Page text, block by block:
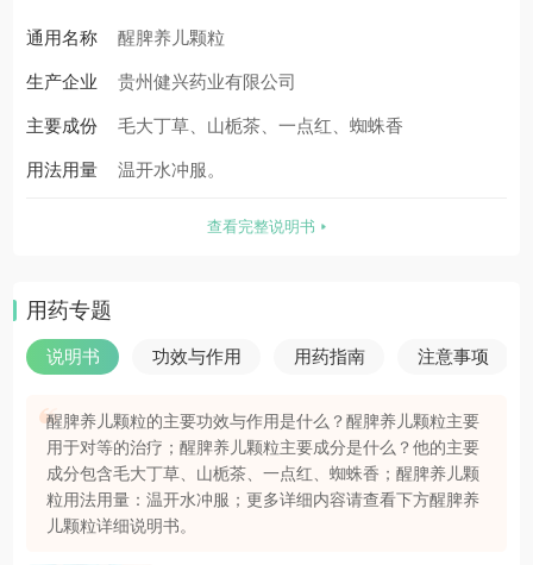
通用名称 醒脾养儿颗粒
生产企业 贵州健兴药业有限公司
主要成份 毛大丁草、山栀茶、一点红、蜘蛛香
用法用量 温开水冲服。
查看完整说明书
用药专题
说明书 功效与作用 用药指南 注意事项
醒脾养儿颗粒的主要功效与作用是什么？醒脾养儿颗粒主要
用于对等的治疗；醒脾养儿颗粒主要成分是什么？他的主要
成分包含毛大丁草、山栀茶、一点红、蜘蛛香；醒脾养儿颗
粒用法用量：温开水冲服；更多详细内容请查看下方醒脾养
儿颗粒详细说明书。